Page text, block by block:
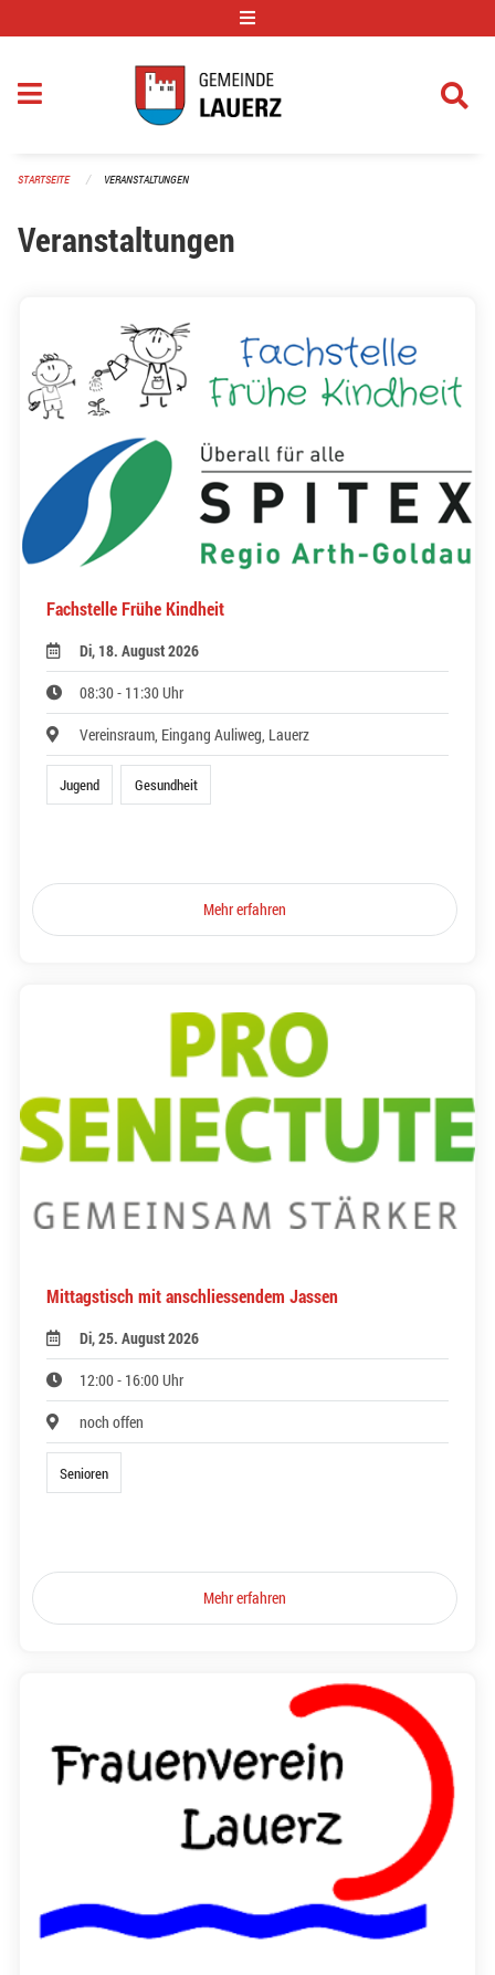
STARTSEITE VERANSTALTUNGEN
Veranstaltungen
Fachstelle Frühe Kindheit
Di, 18. August 2026
08:30 - 11:30 Uhr
Vereinsraum, Eingang Auliweg, Lauerz
Jugend Gesundheit
Mehr erfahren
Mittagstisch mit anschliessendem Jassen
Di, 25. August 2026
12:00 - 16:00 Uhr
noch offen
Senioren
Mehr erfahren